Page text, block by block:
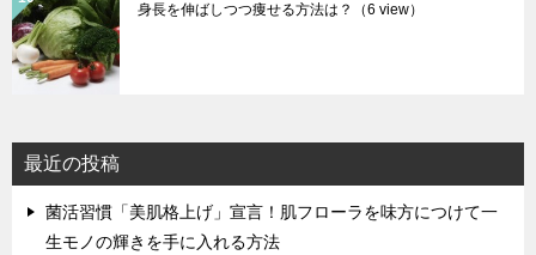
身長を伸ばしつつ痩せる方法は？ （6 view）
最近の投稿
菌活習慣「美肌格上げ」宣言！肌フローラを味方につけて一
生モノの輝きを手に入れる方法